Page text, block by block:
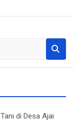
di Desa Ajai